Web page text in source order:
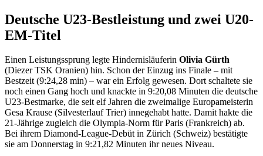
Deutsche U23-Bestleistung und zwei U20-
EM-Titel
Einen Leistungssprung legte Hindernisläuferin Olivia Gürth
(Diezer TSK Oranien) hin. Schon der Einzug ins Finale – mit
Bestzeit (9:24,28 min) – war ein Erfolg gewesen. Dort schaltete sie
noch einen Gang hoch und knackte in 9:20,08 Minuten die deutsche
U23-Bestmarke, die seit elf Jahren die zweimalige Europameisterin
Gesa Krause (Silvesterlauf Trier) innegehabt hatte. Damit hakte die
21-Jährige zugleich die Olympia-Norm für Paris (Frankreich) ab.
Bei ihrem Diamond-League-Debüt in Zürich (Schweiz) bestätigte
sie am Donnerstag in 9:21,82 Minuten ihr neues Niveau.